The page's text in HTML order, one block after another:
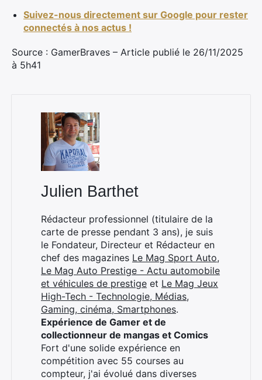
Suivez-nous directement sur Google pour rester
connectés à nos actus !
Source : GamerBraves – Article publié le 26/11/2025
à 5h41
Julien Barthet
Rédacteur professionnel (titulaire de la
carte de presse pendant 3 ans), je suis
le Fondateur, Directeur et Rédacteur en
chef des magazines Le Mag Sport Auto,
Le Mag Auto Prestige - Actu automobile
et véhicules de prestige et Le Mag Jeux
High-Tech - Technologie, Médias,
Gaming, cinéma, Smartphones.
Expérience de Gamer et de
collectionneur de mangas et Comics
Fort d'une solide expérience en
compétition avec 55 courses au
compteur, j'ai évolué dans diverses
Rechercher
: